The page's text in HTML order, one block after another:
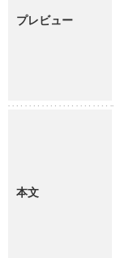
プレビュー
本文